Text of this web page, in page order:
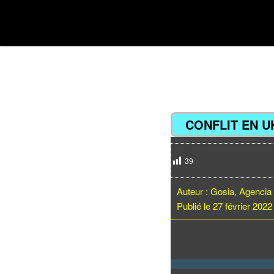
principal
swaruufr
CONFLIT EN
39
Auteur : Gosia,
Publié le 27 février 2022